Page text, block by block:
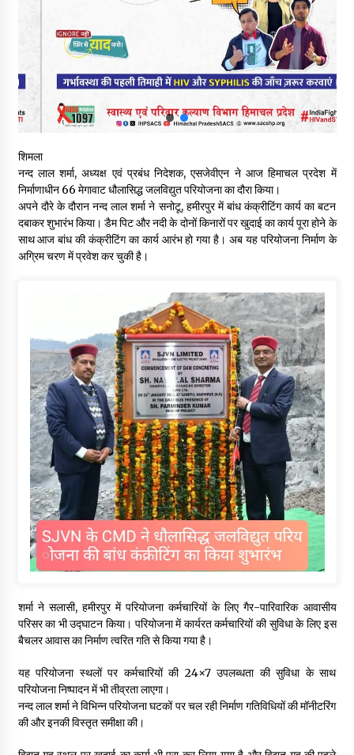
चंबा में बड़ा बस सड़क हादसा, 3 की मौत कई गंभीर घायल, बैरागढ़ से चंबा आ
08/08/2026
चौपाल विधायक पर BDC सदस्य राजेश रढाइक का तीखा हमला, मांगा
08/08/2026
सुक्खू करेंगे ध्वजारोहण
07/08/2026
वन विभाग के एक हजार खिलाड़ी रामपुर में दिखाएंगे जौहर, 11 से 13 सितंबर
तक आयोजित होगी 27वीं वार्षिक खेलकूद प्रतियोगिता
07/08/2026
30 बैग की सीमा पर भाजपा का हमला, बोली- कांग्रेस सरकार ने सेब उत्पादकों
की तोड़ी कमर- संदीपनी
07/08/2026
शिमला
नन्द लाल शर्मा, अध्यक्ष एवं प्रबंध निदेशक, एसजेवीएन ने आज हिमाचल प्रदेश में
निर्माणाधीन 66 मेगावाट धौलासिद्ध जलविद्युत परियोजना का दौरा किया।
अपने दौरे के दौरान नन्द लाल शर्मा ने सनोटू, हमीरपुर में बांध कंक्रीटिंग कार्य का बटन
दबाकर शुभारंभ किया। डैम पिट और नदी के दोनों किनारों पर खुदाई का कार्य पूरा होने के
साथ आज बांध की कंक्रीटिंग का कार्य आरंभ हो गया है। अब यह परियोजना निर्माण के
अग्रिम चरण में प्रवेश कर चुकी है।
शर्मा ने सलासी, हमीरपुर में परियोजना कर्मचारियों के लिए गैर-पारिवारिक आवासीय
परिसर का भी उद्घाटन किया। परियोजना में कार्यरत कर्मचारियों की सुविधा के लिए इस
बैचलर आवास का निर्माण त्वरित गति से किया गया है।
यह परियोजना स्थलों पर कर्मचारियों की 24×7 उपलब्धता की सुविधा के साथ
परियोजना निष्पादन में भी तीव्रता लाएगा।
नन्द लाल शर्मा ने विभिन्न परियोजना घटकों पर चल रही निर्माण गतिविधियों की मॉनीटरिंग
की और इनकी विस्तृत समीक्षा की।